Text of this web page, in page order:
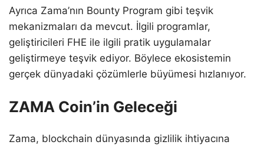
Ayrıca Zama’nın Bounty Program gibi teşvik
mekanizmaları da mevcut. İlgili programlar,
geliştiricileri FHE ile ilgili pratik uygulamalar
geliştirmeye teşvik ediyor. Böylece ekosistemin
gerçek dünyadaki çözümlerle büyümesi hızlanıyor.
ZAMA Coin’in Geleceği
Zama, blockchain dünyasında gizlilik ihtiyacına